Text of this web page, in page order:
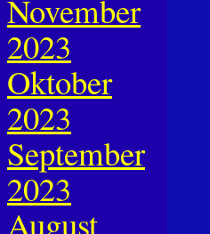
November
2023
Oktober
2023
September
2023
August